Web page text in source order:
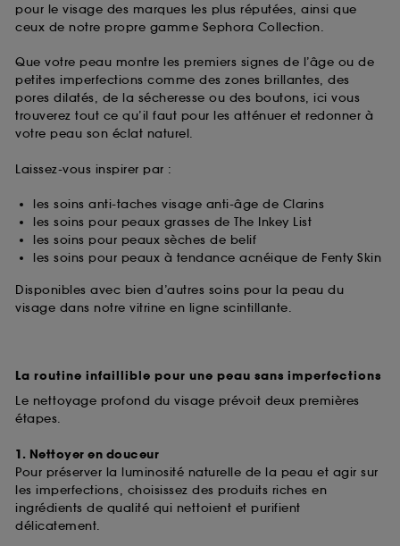
pour le visage des marques les plus réputées, ainsi que
ceux de notre propre gamme Sephora Collection.
Que votre peau montre les premiers signes de l’âge ou de
petites imperfections comme des zones brillantes, des
pores dilatés, de la sécheresse ou des boutons, ici vous
trouverez tout ce qu’il faut pour les atténuer et redonner à
votre peau son éclat naturel.
Laissez-vous inspirer par :
les soins anti-taches visage anti-âge de Clarins
les soins pour peaux grasses de The Inkey List
les soins pour peaux sèches de belif
les soins pour peaux à tendance acnéique de Fenty Skin
Disponibles avec bien d’autres soins pour la peau du
visage dans notre vitrine en ligne scintillante.
La routine infaillible pour une peau sans imperfections
Le nettoyage profond du visage prévoit deux premières
étapes.
1. Nettoyer en douceur
Pour préserver la luminosité naturelle de la peau et agir sur
les imperfections, choisissez des produits riches en
ingrédients de qualité qui nettoient et purifient
délicatement.